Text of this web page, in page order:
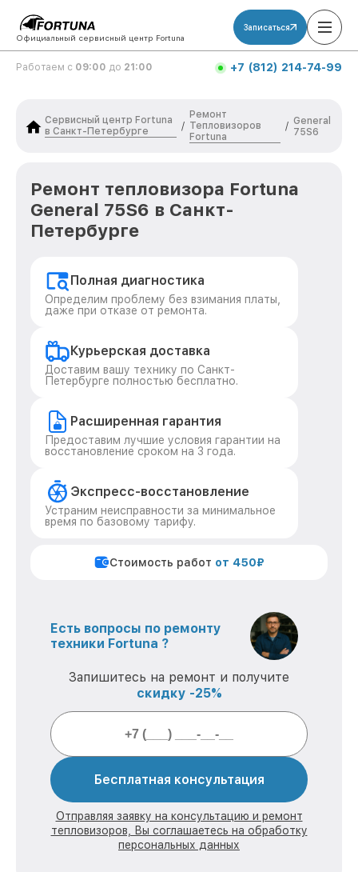
Официальный сервисный центр Fortuna
Записаться
Работаем с 09:00 до 21:00 +7 (812) 214-74-99
Сервисный центр Fortuna
в Санкт-Петербурге
/
Ремонт
Тепловизоров
Fortuna
/ General
75S6
Ремонт тепловизора Fortuna
General 75S6 в Санкт-
Петербурге
Полная диагностика
Определим проблему без взимания платы,
даже при отказе от ремонта.
Курьерская доставка
Доставим вашу технику по Санкт-
Петербурге полностью бесплатно.
Расширенная гарантия
Предоставим лучшие условия гарантии на
восстановление сроком на 3 года.
Экспресс-восстановление
Устраним неисправности за минимальное
время по базовому тарифу.
Стоимость работ от 450₽
Есть вопросы по ремонту
техники Fortuna ?
Запишитесь на ремонт и получите
скидку -25%
Бесплатная консультация
Отправляя заявку на консультацию и ремонт
тепловизоров, Вы соглашаетесь на обработку
персональных данных